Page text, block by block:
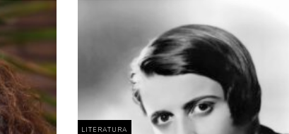
Historia material de los libros
Lagunas mentales
Libros
Personajes secundarios
Política
LITERATURA